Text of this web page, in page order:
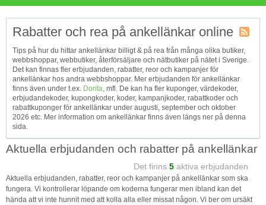
Tagg
RSS
Rabatter och rea på ankellänkar online
Tips på hur du hittar ankellänkar billigt & på rea från många olika butiker,
webbshoppar, webbutiker, återförsäljare och nätbutiker på nätet i Sverige.
Det kan finnas fler erbjudanden, rabatter, reor och kampanjer för
ankellänkar hos andra webbshoppar. Mer erbjudanden för ankellänkar
finns även under t.ex. Dorita, mfl. De kan ha fler kuponger, värdekoder,
erbjudandekoder, kupongkoder, koder, kampanjkoder, rabattkoder och
rabattkuponger för ankellänkar under augusti, september och oktober
2026 etc. Mer information om ankellänkar finns även längs ner på denna
sida.
Aktuella erbjudanden och rabatter på ankellänkar
Det finns 5 aktiva erbjudanden
Aktuella erbjudanden, rabatter, reor och kampanjer på ankellänkar som ska
fungera. Vi kontrollerar löpande om koderna fungerar men ibland kan det
hända att vi inte hunnit med att kolla alla eller missat någon. Vi ber om ursäkt